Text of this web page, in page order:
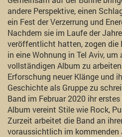
andere Perspektive, einen
ein Fest der Verzerrung und
Nachdem sie im Laufe der
veröffentlicht hatten, zogen die
in eine Wohnung in Tel Aviv, um
vollständigen Album zu
Erforschung neuer Klänge und
Geschichte als Gruppe zu
Band im Februar 2020 ihr
Album vereint Stile wie Rock,
Zurzeit arbeitet die Band an
voraussichtlich im kommenden